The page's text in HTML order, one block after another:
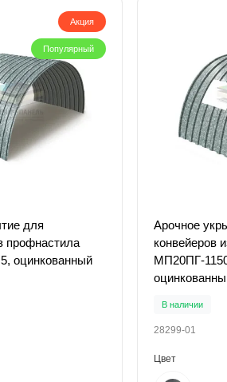
Акция
Популярный
для
профнастила
оцинкованный
Арочное
конвейеров
МП20ПГ-
В наличии
28299-01
Цвет